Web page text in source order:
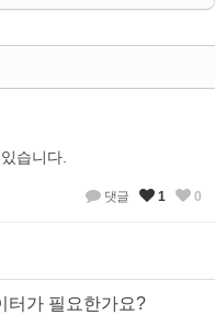
습니다.
댓글 1 0
터가 필요한가요?